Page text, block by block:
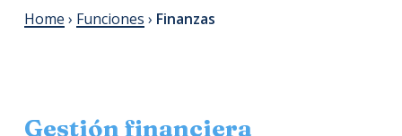
Home › Funciones › Finanzas
Gestión financiera